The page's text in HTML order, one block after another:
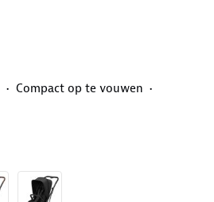
Compact op te vouwen